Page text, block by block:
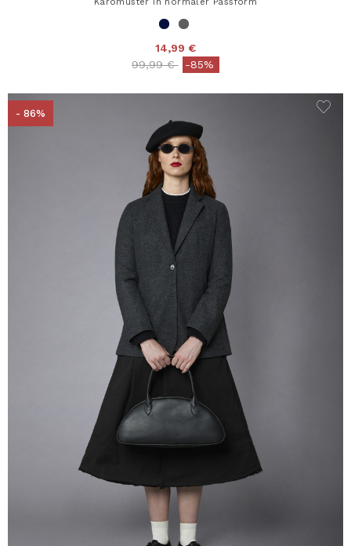
14,99 €
Price reduced from
99,99 €to-85%
- 86%